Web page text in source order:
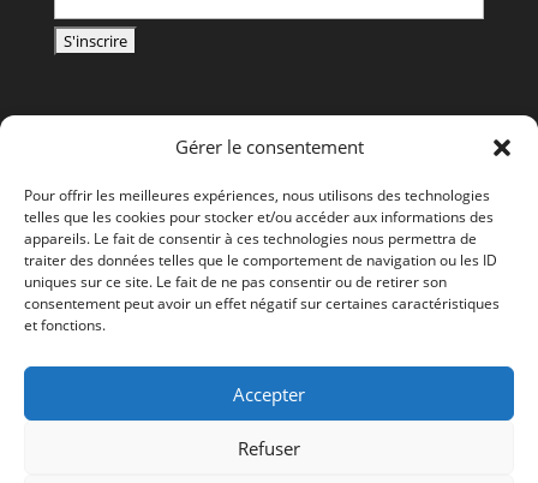
Gérer le consentement
Pour offrir les meilleures expériences, nous utilisons des technologies
telles que les cookies pour stocker et/ou accéder aux informations des
appareils. Le fait de consentir à ces technologies nous permettra de
traiter des données telles que le comportement de navigation ou les ID
uniques sur ce site. Le fait de ne pas consentir ou de retirer son
consentement peut avoir un effet négatif sur certaines caractéristiques
et fonctions.
Accepter
Refuser